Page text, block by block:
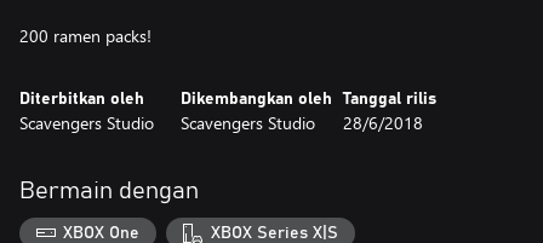
200 ramen packs!
Diterbitkan oleh
Scavengers Studio
Dikembangkan oleh
Scavengers Studio
Tanggal rilis
28/6/2018
Bermain dengan
XBOX One XBOX Series X|S